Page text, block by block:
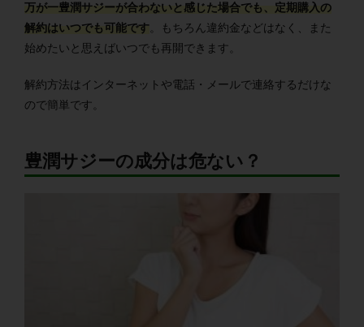
万が一豊潤サジーが合わないと感じた場合でも、定期購入の
解約はいつでも可能です 。もちろん違約金などはなく、また
始めたいと思えばいつでも再開できます。
解約方法はインターネットや電話・メールで連絡するだけな
ので簡単です。
豊潤サジーの成分は危ない？